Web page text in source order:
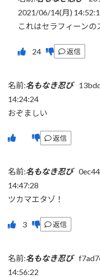
2021/06/14(月)
これはセラフィーンの
返信
名前:名もなき忍び
14:24:24
おぞましい
返信
名前:名もなき忍び
14:47:28
ツカマエタゾ！
返信
名前:名もなき忍び
14:56:22